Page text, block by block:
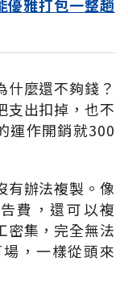
優雅打包一整趟
麼還不夠錢？
支出扣掉，也不
運作開銷就300
有辦法複製。像
費，還可以複
密集，完全無法
，一樣從頭來